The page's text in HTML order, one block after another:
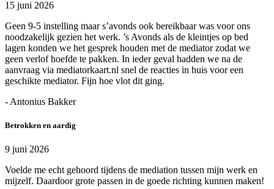
15 juni 2026
Geen 9-5 instelling maar s’avonds ook bereikbaar was voor ons
noodzakelijk gezien het werk. ’s Avonds als de kleintjes op bed
lagen konden we het gesprek houden met de mediator zodat we
geen verlof hoefde te pakken. In ieder geval hadden we na de
aanvraag via mediatorkaart.nl snel de reacties in huis voor een
geschikte mediator. Fijn hoe vlot dit ging.
- Antonius Bakker
Betrokken en aardig
9 juni 2026
Voelde me echt gehoord tijdens de mediation tussen mijn werk en
mijzelf. Daardoor grote passen in de goede richting kunnen maken!